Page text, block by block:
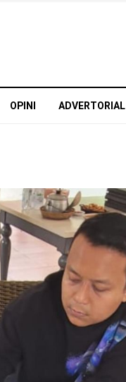
OPINI ADVERTORIAL